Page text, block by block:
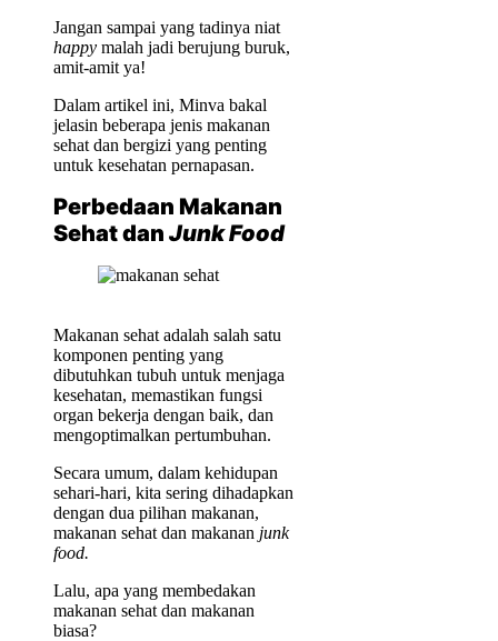
Jangan sampai yang tadinya niat
happy malah jadi berujung buruk,
amit-amit ya!
Dalam artikel ini, Minva bakal
jelasin beberapa jenis makanan
sehat dan bergizi yang penting
untuk kesehatan pernapasan.
Perbedaan Makanan
Sehat dan Junk Food
Makanan sehat adalah salah satu
komponen penting yang
dibutuhkan tubuh untuk menjaga
kesehatan, memastikan fungsi
organ bekerja dengan baik, dan
mengoptimalkan pertumbuhan.
Secara umum, dalam kehidupan
sehari-hari, kita sering dihadapkan
dengan dua pilihan makanan,
makanan sehat dan makanan junk
food.
Lalu, apa yang membedakan
makanan sehat dan makanan
biasa?